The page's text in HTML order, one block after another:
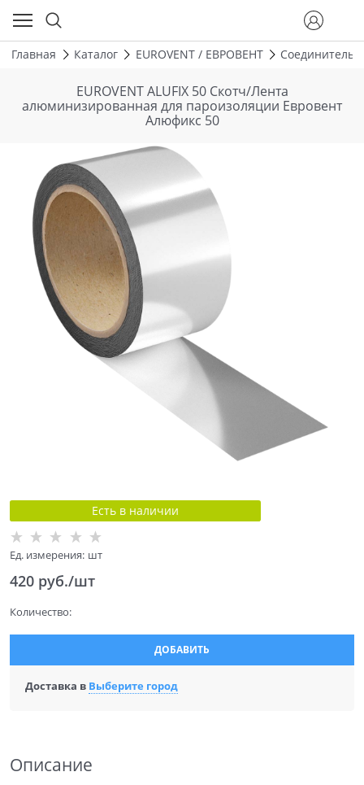
Главная Каталог EUROVENT / ЕВРОВЕНТ
EUROVENT ALUFIX 50 Скотч/Лента
алюминизированная для пароизоляции Евровент
Алюфикс 50
Есть в наличии
Ед. измерения: шт
420 руб./шт
Количество:
ДОБАВИТЬ
Доставка в Выберите город
Описание